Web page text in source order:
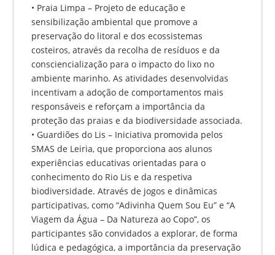
• Praia Limpa – Projeto de educação e
sensibilização ambiental que promove a
preservação do litoral e dos ecossistemas
costeiros, através da recolha de resíduos e da
consciencialização para o impacto do lixo no
ambiente marinho. As atividades desenvolvidas
incentivam a adoção de comportamentos mais
responsáveis e reforçam a importância da
proteção das praias e da biodiversidade associada.
• Guardiões do Lis – Iniciativa promovida pelos
SMAS de Leiria, que proporciona aos alunos
experiências educativas orientadas para o
conhecimento do Rio Lis e da respetiva
biodiversidade. Através de jogos e dinâmicas
participativas, como “Adivinha Quem Sou Eu” e “A
Viagem da Água – Da Natureza ao Copo”, os
participantes são convidados a explorar, de forma
lúdica e pedagógica, a importância da preservação